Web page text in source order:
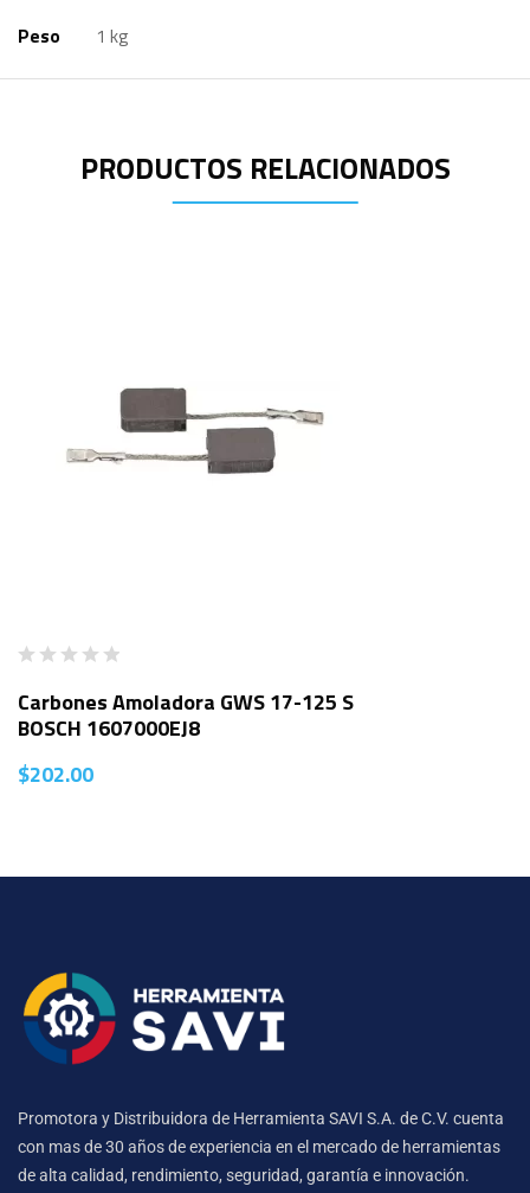
Peso 1 kg
PRODUCTOS RELACIONADOS
Carbones Amoladora GWS 17-125 S
BOSCH 1607000EJ8
$202.00
Promotora y Distribuidora de Herramienta SAVI S.A. de C.V. cuenta
con mas de 30 años de experiencia en el mercado de herramientas
de alta calidad, rendimiento, seguridad, garantía e innovación.